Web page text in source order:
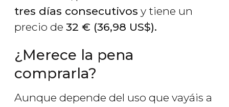
tres días consecutivos y tiene un
precio de 32 € (36,98 US$).
¿Merece la pena
comprarla?
Aunque depende del uso que vayáis a